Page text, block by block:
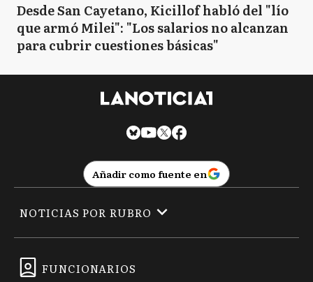
Desde San Cayetano, Kicillof habló del "lío
que armó Milei": "Los salarios no alcanzan
para cubrir cuestiones básicas"
Añadir como fuente en
FUNCIONARIOS
NOTICIAS POR RUBRO